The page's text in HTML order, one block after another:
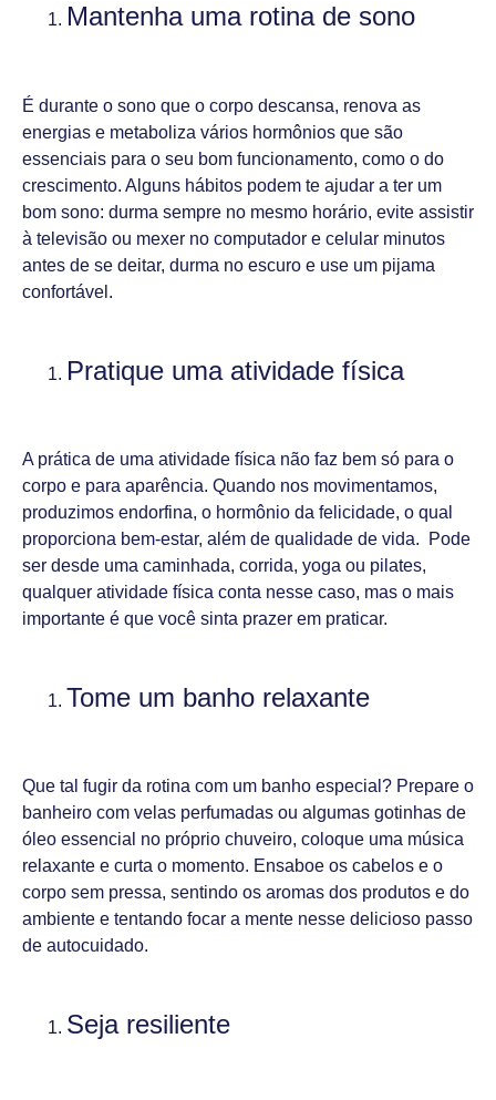
Mantenha uma rotina de sono
É durante o sono que o corpo descansa, renova as
energias e metaboliza vários hormônios que são
essenciais para o seu bom funcionamento, como o do
crescimento. Alguns hábitos podem te ajudar a ter um
bom sono: durma sempre no mesmo horário, evite assistir
à televisão ou mexer no computador e celular minutos
antes de se deitar, durma no escuro e use um pijama
confortável.
Pratique uma atividade física
A prática de uma atividade física não faz bem só para o
corpo e para aparência. Quando nos movimentamos,
produzimos endorfina, o hormônio da felicidade, o qual
proporciona bem-estar, além de qualidade de vida. Pode
ser desde uma caminhada, corrida, yoga ou pilates,
qualquer atividade física conta nesse caso, mas o mais
importante é que você sinta prazer em praticar.
Tome um banho relaxante
Que tal fugir da rotina com um banho especial? Prepare o
banheiro com velas perfumadas ou algumas gotinhas de
óleo essencial no próprio chuveiro, coloque uma música
relaxante e curta o momento. Ensaboe os cabelos e o
corpo sem pressa, sentindo os aromas dos produtos e do
ambiente e tentando focar a mente nesse delicioso passo
de autocuidado.
Seja resiliente